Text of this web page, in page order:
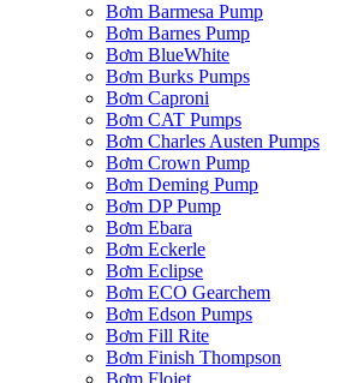
Bơm Barmesa Pump
Bơm Barnes Pump
Bơm BlueWhite
Bơm Burks Pumps
Bơm Caproni
Bơm CAT Pumps
Bơm Charles Austen Pumps
Bơm Crown Pump
Bơm Deming Pump
Bơm DP Pump
Bơm Ebara
Bơm Eckerle
Bơm Eclipse
Bơm ECO Gearchem
Bơm Edson Pumps
Bơm Fill Rite
Bơm Finish Thompson
Bơm Flojet